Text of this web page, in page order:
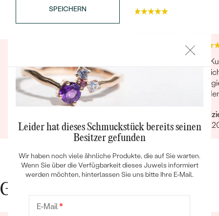
Bestseller
ANSEHEN
SPEICHERN
Webseite gezeigt. Die Lieferung kam schneller
als prognostiziert und ich wurde über die
Bestellung sowie die Lieferung persönlich
informiert.
03.05.2021
Ganze Bewertung anzeigen
Den
Gute Gründe für Eppi
Leider hat dieses Schmuckstück bereits seinen
Besitzer gefunden
Wir haben noch viele ähnliche Produkte, die auf Sie warten.
Wenn Sie über die Verfügbarkeit dieses Juwels informiert
werden möchten, hinterlassen Sie uns bitte Ihre E-Mail.
E-Mail*